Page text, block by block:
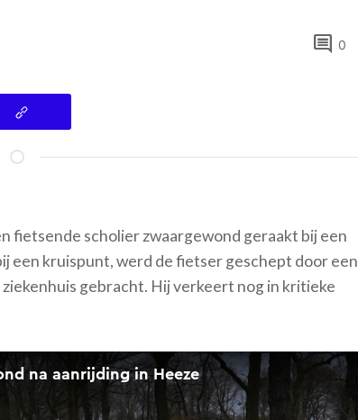
comment 0
fietsende scholier zwaargewond geraakt bij een
een kruispunt, werd de fietser geschept door een
gebracht. Hij verkeert nog in kritieke